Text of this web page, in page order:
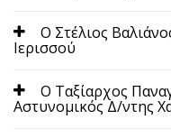
Ο Στέλιος
Ιερισσού
Ο Ταξίαρχος
Αστυνομικός Δ/ντης